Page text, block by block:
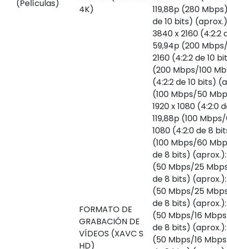
(Películas)
4K)
119,88p (280
de 10 bits)
3840 x 2160
59,94p (200
2160 (4:2:2 de 10
(200 Mbps/100
(4:2:2 de 10 bits)
(100 Mbps/50
FORMATO DE
GRABACIÓN DE
VÍDEOS (XAVC S
HD)
1920 x 1080
119,88p (100
1080 (4:2:0 de 8
(100 Mbps/60
de 8 bits)
(50 Mbps/25
de 8 bits)
(50 Mbps/25
de 8 bits)
(50 Mbps/16
de 8 bits)
(50 Mbps/16